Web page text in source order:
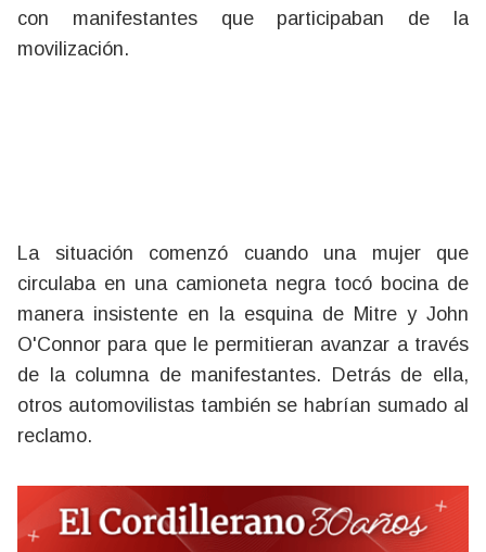
con manifestantes que participaban de la
movilización.
La situación comenzó cuando una mujer que
circulaba en una camioneta negra tocó bocina de
manera insistente en la esquina de Mitre y John
O'Connor para que le permitieran avanzar a través
de la columna de manifestantes. Detrás de ella,
otros automovilistas también se habrían sumado al
reclamo.